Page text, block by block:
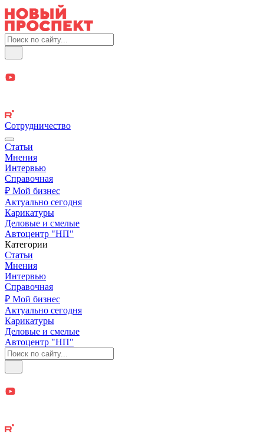
Сотрудничество
Статьи
Мнения
Интервью
Справочная
₽ Мой бизнес
Актуально сегодня
Карикатуры
Деловые и смелые
Автоцентр "НП"
Категории
Статьи
Мнения
Интервью
Справочная
₽ Мой бизнес
Актуально сегодня
Карикатуры
Деловые и смелые
Автоцентр "НП"